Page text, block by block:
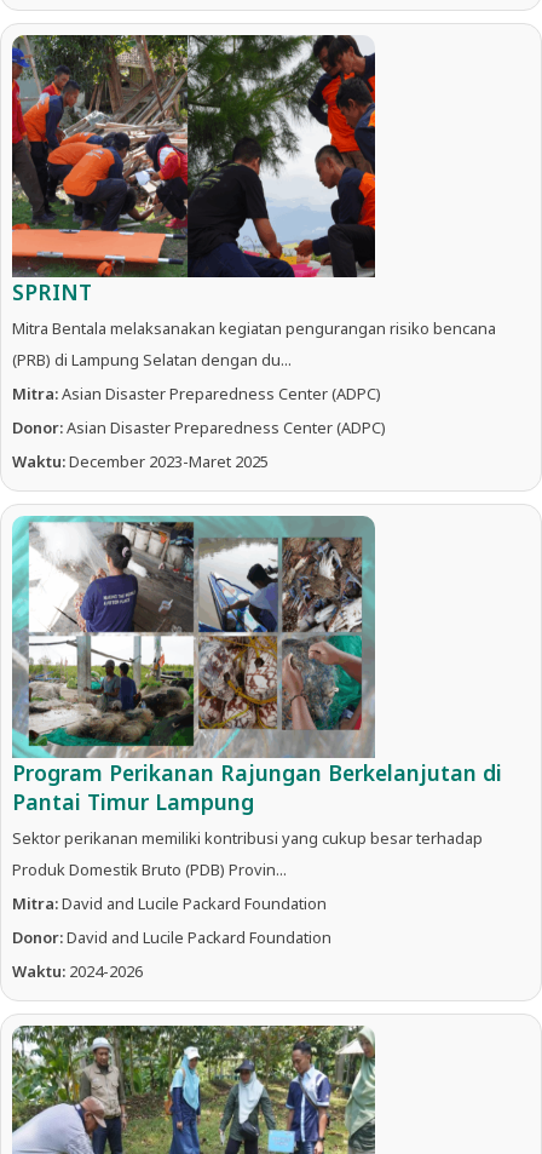
SPRINT
Mitra Bentala melaksanakan kegiatan pengurangan risiko bencana
(PRB) di Lampung Selatan dengan du...
Mitra:Asian Disaster Preparedness Center (ADPC)
Donor:Asian Disaster Preparedness Center (ADPC)
Waktu:December 2023-Maret 2025
Program Perikanan Rajungan Berkelanjutan di
Pantai Timur Lampung
Sektor perikanan memiliki kontribusi yang cukup besar terhadap
Produk Domestik Bruto (PDB) Provin...
Mitra:David and Lucile Packard Foundation
Donor:David and Lucile Packard Foundation
Waktu: 2024-2026